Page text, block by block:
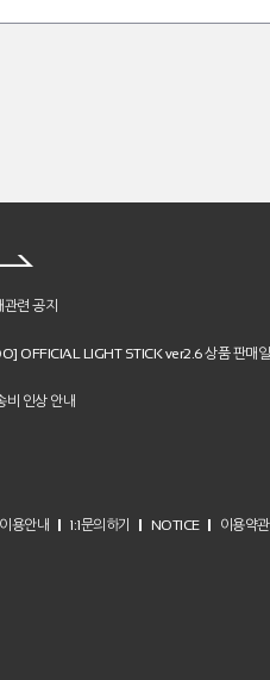
련 공지
OFFICIAL LIGHT STICK ver2.6 상품 판매일
비 인상 안내
이용안내 1:1문의하기 NOTICE 이용약관